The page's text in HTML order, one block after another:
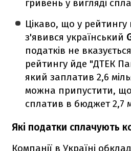
гривень у вигляді
Цікаво, що у рейтингу
з'явився український
податків не
рейтингу йде "ДТЕК
який заплатив 2,6
можна припустити, що
сплатив в бюджет 2,7
Які податки сплачують
Компанії в Україні